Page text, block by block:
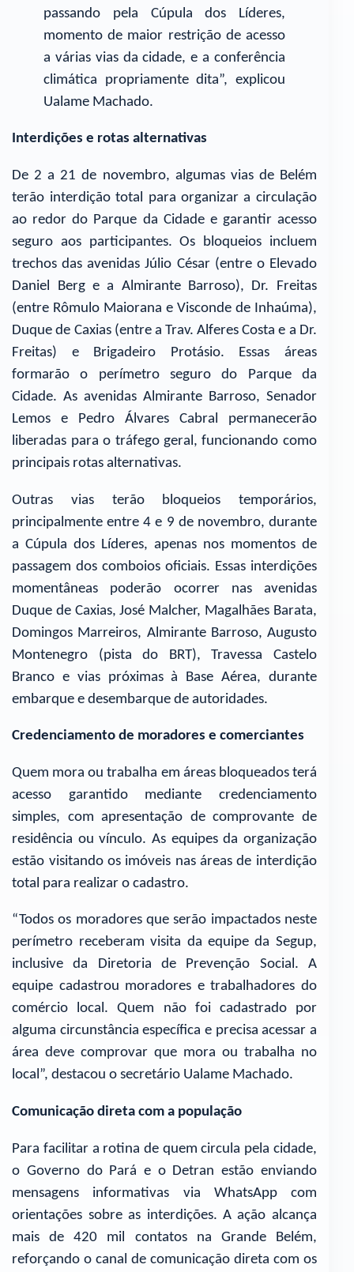
passando pela Cúpula dos Líderes,
momento de maior restrição de acesso
a várias vias da cidade, e a conferência
climática propriamente dita”, explicou
Ualame Machado.
Interdições e rotas alternativas
De 2 a 21 de novembro, algumas vias de Belém
terão interdição total para organizar a circulação
ao redor do Parque da Cidade e garantir acesso
seguro aos participantes. Os bloqueios incluem
trechos das avenidas Júlio César (entre o Elevado
Daniel Berg e a Almirante Barroso), Dr. Freitas
(entre Rômulo Maiorana e Visconde de Inhaúma),
Duque de Caxias (entre a Trav. Alferes Costa e a Dr.
Freitas) e Brigadeiro Protásio. Essas áreas
formarão o perímetro seguro do Parque da
Cidade. As avenidas Almirante Barroso, Senador
Lemos e Pedro Álvares Cabral permanecerão
liberadas para o tráfego geral, funcionando como
principais rotas alternativas.
Outras vias terão bloqueios temporários,
principalmente entre 4 e 9 de novembro, durante
a Cúpula dos Líderes, apenas nos momentos de
passagem dos comboios oficiais. Essas interdições
momentâneas poderão ocorrer nas avenidas
Duque de Caxias, José Malcher, Magalhães Barata,
Domingos Marreiros, Almirante Barroso, Augusto
Montenegro (pista do BRT), Travessa Castelo
Branco e vias próximas à Base Aérea, durante
embarque e desembarque de autoridades.
Credenciamento de moradores e comerciantes
Quem mora ou trabalha em áreas bloqueados terá
acesso garantido mediante credenciamento
simples, com apresentação de comprovante de
residência ou vínculo. As equipes da organização
estão visitando os imóveis nas áreas de interdição
total para realizar o cadastro.
“Todos os moradores que serão impactados neste
perímetro receberam visita da equipe da Segup,
inclusive da Diretoria de Prevenção Social. A
equipe cadastrou moradores e trabalhadores do
comércio local. Quem não foi cadastrado por
alguma circunstância específica e precisa acessar a
área deve comprovar que mora ou trabalha no
local”, destacou o secretário Ualame Machado.
Comunicação direta com a população
Para facilitar a rotina de quem circula pela cidade,
o Governo do Pará e o Detran estão enviando
mensagens informativas via WhatsApp com
orientações sobre as interdições. A ação alcança
mais de 420 mil contatos na Grande Belém,
reforçando o canal de comunicação direta com os